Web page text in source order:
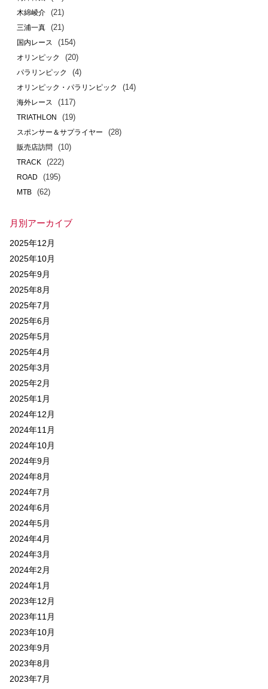
木綿崚介 (21)
三浦一真 (21)
国内レース (154)
オリンピック (20)
パラリンピック (4)
オリンピック・パラリンピック (14)
海外レース (117)
TRIATHLON (19)
スポンサー＆サプライヤー (28)
販売店訪問 (10)
TRACK (222)
ROAD (195)
MTB (62)
月別アーカイブ
2025年12月
2025年10月
2025年9月
2025年8月
2025年7月
2025年6月
2025年5月
2025年4月
2025年3月
2025年2月
2025年1月
2024年12月
2024年11月
2024年10月
2024年9月
2024年8月
2024年7月
2024年6月
2024年5月
2024年4月
2024年3月
2024年2月
2024年1月
2023年12月
2023年11月
2023年10月
2023年9月
2023年8月
2023年7月